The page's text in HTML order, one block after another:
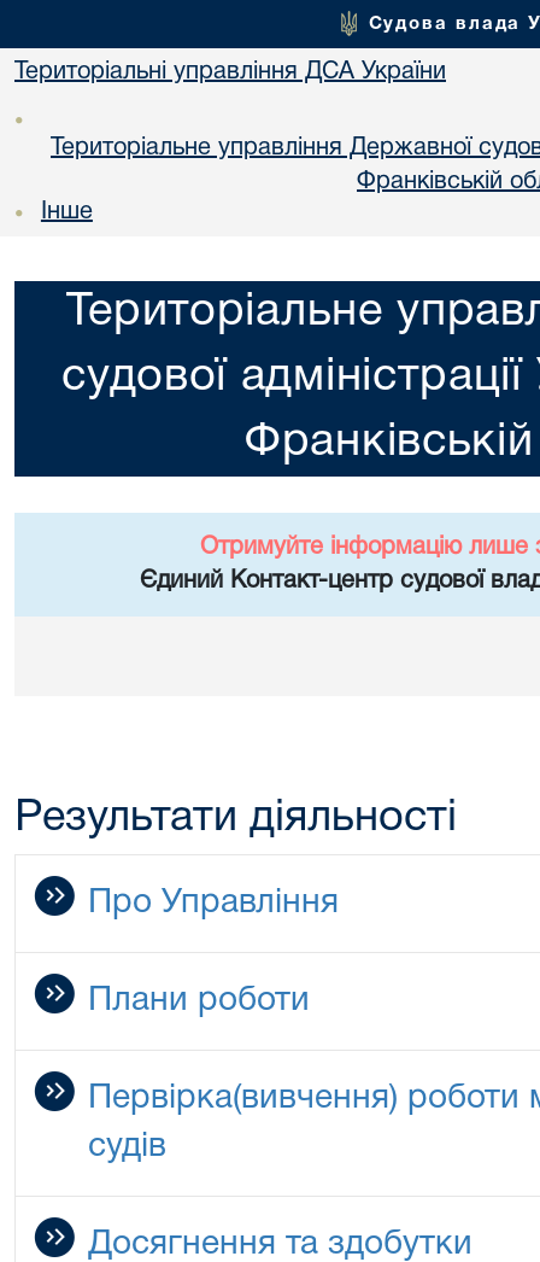
Судова влада
Територіальні управління ДСА України
•
Територіальне управління Державної
Франкiвській
• Інше
Територіальне
судової
Отримуйте інформацію лише
Єдиний Контакт-центр судової
Результати діяльності
Про Управління
Плани роботи
Первірка(вивчення) роботи
судів
Досягнення та здобутки